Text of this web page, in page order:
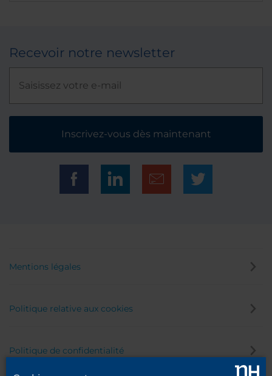
Recevoir notre newsletter
Inscrivez-vous dès maintenant
Mentions légales
Politique relative aux cookies
Politique de confidentialité